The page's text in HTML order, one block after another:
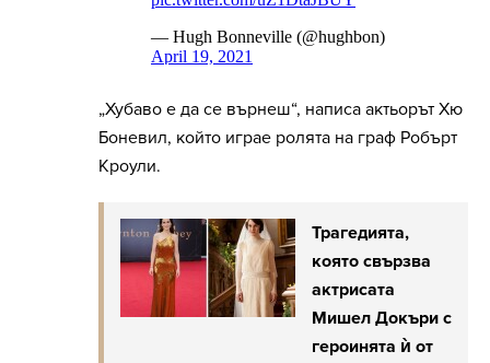
„Хубаво е да се върнеш“, написа актьорът Хю
Боневил, който играе ролята на граф Робърт
Кроули.
Трагедията,
която свързва
актрисата
Мишел Докъри с
героинята ѝ от